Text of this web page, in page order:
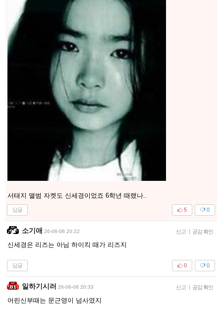
서태지 앨범 자켓도 신세경이었죠 6학년 때랬나..
답글 0
5
소기애 26-06-08 20:22 신고 | 공감 확인
신세경은 리즈는 아님 하이킥 때가 리즈지
답글 0
0
일하기시러 26-06-08 20:33 신고 | 공감 확인
어린신부때는 문근영이 넘사였지